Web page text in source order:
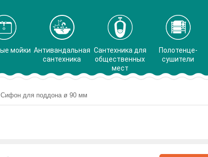
мойки Антивандальная
сантехника
Сантехника для
общественных
мест
Полотенце-
сушители
Сифон для поддона ø 90 мм